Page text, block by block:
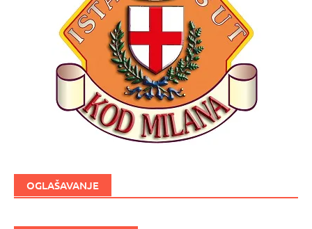
OGLAŠAVANJE